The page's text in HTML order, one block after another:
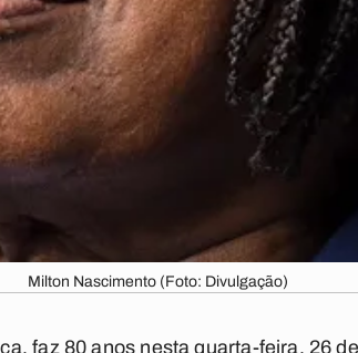
Milton Nascimento (Foto: Divulgação)
faz 80 anos nesta quarta-feira, 26